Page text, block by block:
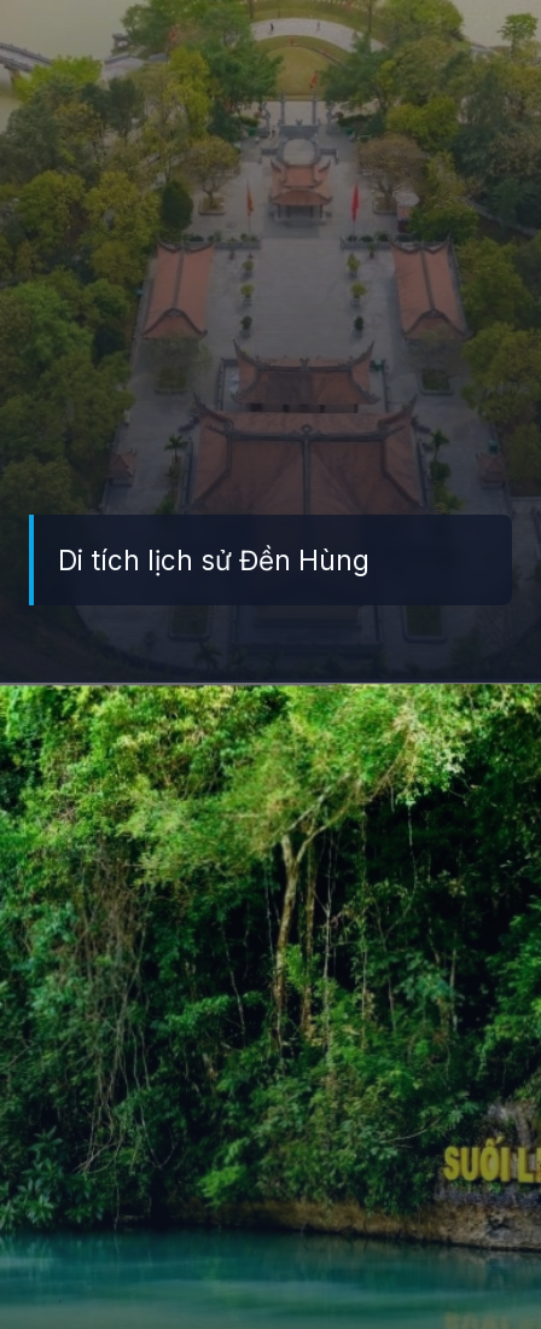
Di tích lịch sử Đền Hùng
Đang mở https://giaydabonghana.com/gioi-thieu-ve-mot-di-tich-lich-su